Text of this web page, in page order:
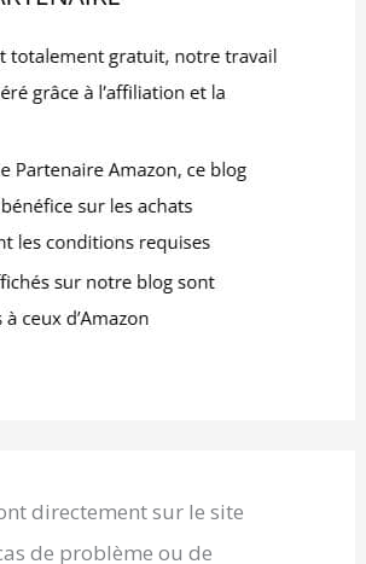
directement sur le site
de problème ou de